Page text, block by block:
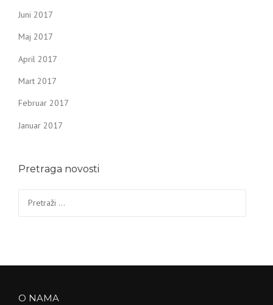
Juni 2017
Maj 2017
April 2017
Mart 2017
Februar 2017
Januar 2017
Pretraga novosti
O NAMA